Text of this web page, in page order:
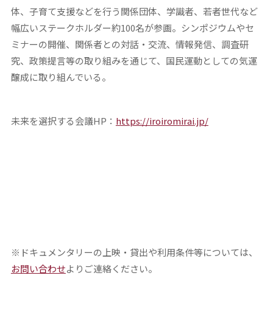
体、子育て支援などを行う関係団体、学識者、若者世代など
幅広いステークホルダー約100名が参画。シンポジウムやセ
ミナーの開催、関係者との対話・交流、情報発信、調査研
究、政策提言等の取り組みを通じて、国民運動としての気運
醸成に取り組んでいる。
未来を選択する会議HP： https://iroiromirai.jp/
※ドキュメンタリーの上映・貸出や利用条件等については、
お問い合わせよりご連絡ください。